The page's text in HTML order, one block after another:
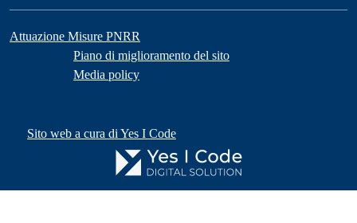
Attuazione Misure PNRR
Piano di miglioramento del sito
Media policy
Sito web a cura di Yes I Code